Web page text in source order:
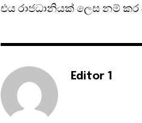
එය රාජධානියක් ලෙස නම්
Editor 1